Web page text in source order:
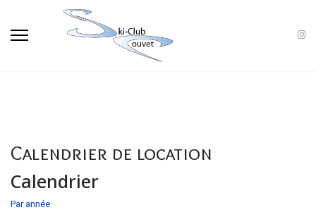
Calendrier de location
Calendrier
Par année